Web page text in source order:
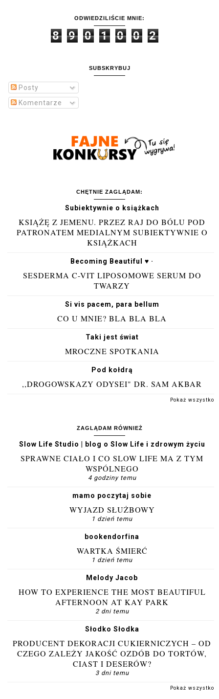
ODWIEDZILIŚCIE MNIE:
8 9 0 1 0 0 2
SUBSKRYBUJ
Posty
Komentarze
CHĘTNIE ZAGLĄDAM:
Subiektywnie o książkach
KSIĄŻĘ Z JEMENU. PRZEZ RAJ DO BÓLU POD
PATRONATEM MEDIALNYM SUBIEKTYWNIE O
KSIĄŻKACH
Becoming Beautiful ♥ ·
SESDERMA C-VIT LIPOSOMOWE SERUM DO
TWARZY
Si vis pacem, para bellum
CO U MNIE? BLA BLA BLA
Taki jest świat
MROCZNE SPOTKANIA
Pod kołdrą
,,DROGOWSKAZY ODYSEI" DR. SAM AKBAR
Pokaż wszystko
ZAGLĄDAM RÓWNIEŻ
Slow Life Studio | blog o Slow Life i zdrowym życiu
SPRAWNE CIAŁO I CO SLOW LIFE MA Z TYM
WSPÓLNEGO
4 godziny temu
mamo poczytaj sobie
WYJAZD SŁUŻBOWY
1 dzień temu
bookendorfina
WARTKA ŚMIERĆ
1 dzień temu
Melody Jacob
HOW TO EXPERIENCE THE MOST BEAUTIFUL
AFTERNOON AT KAY PARK
2 dni temu
Słodko Słodka
PRODUCENT DEKORACJI CUKIERNICZYCH – OD
CZEGO ZALEŻY JAKOŚĆ OZDÓB DO TORTÓW,
CIAST I DESERÓW?
3 dni temu
Pokaż wszystko